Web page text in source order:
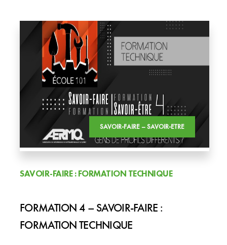
SAVOIR-FAIRE – SAVOIR-ETRE
SAVOIR-FAIRE : FORMATION TECHNIQUE
FORMATION 4 – SAVOIR-FAIRE :
FORMATION TECHNIQUE